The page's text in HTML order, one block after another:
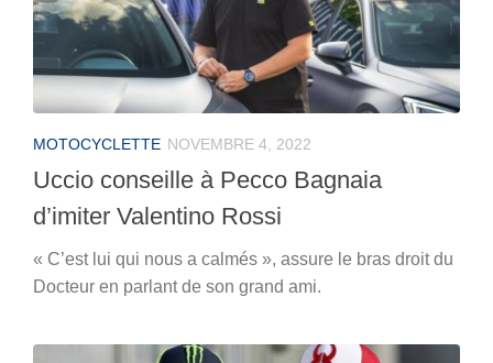
MOTOCYCLETTE NOVEMBRE 4, 2022
Uccio conseille à Pecco Bagnaia
d’imiter Valentino Rossi
« C’est lui qui nous a calmés », assure le bras droit du
Docteur en parlant de son grand ami.